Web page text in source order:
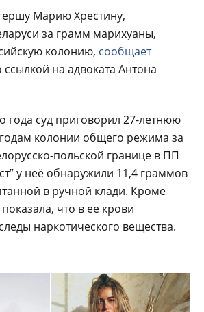
Марию Хрестину,
за грамм марихуаны,
колонию, сообщает
ссылкой на адвоката Антона
года суд приговорил 27-летнюю
колонии общего режима за
польской границе в ПП
у неё обнаружили 11,4 граммов
в ручной клади. Кроме
что в ее крови
наркотического вещества.